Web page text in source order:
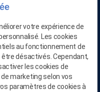
votre expérience de
Les cookies
au fonctionnement de
désactivés. Cependant,
les cookies de
marketing selon vos
paramètres de cookies à